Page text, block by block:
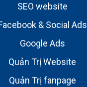
SEO website
& Social Ads
Google Ads
Quản Trị Website
Quản Trị fanpage